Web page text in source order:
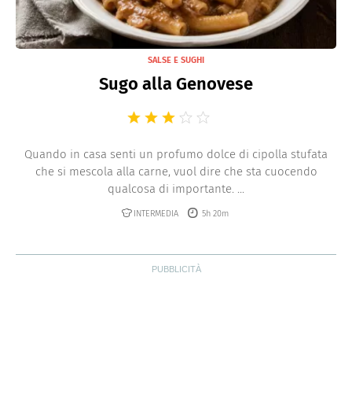
SALSE E SUGHI
Sugo alla Genovese
Quando in casa senti un profumo dolce di cipolla stufata
che si mescola alla carne, vuol dire che sta cuocendo
qualcosa di importante. ...
INTERMEDIA 5h 20m